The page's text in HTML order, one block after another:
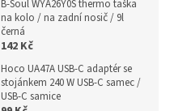
B-Soul WYA26Y0S thermo taška
na kolo / na zadní nosič / 9l
černá
142 Kč
Hoco UA47A USB-C adaptér se
stojánkem 240 W USB-C samec /
USB-C samice